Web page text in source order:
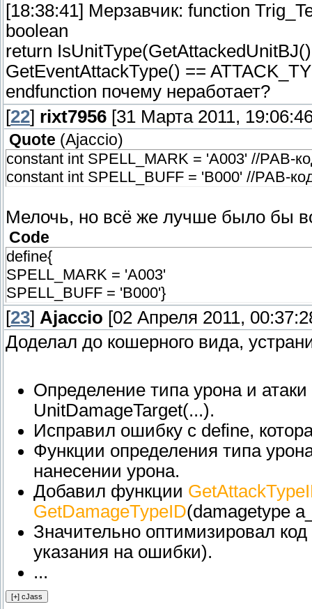
[18:38:41] Мерзавчик: function
boolean
return
GetEventAttackType() ==
endfunction почему неработает?
[22] rixt7956 [31 Марта 2011,
Quote (Ajaccio)
constant int SPELL_MARK = 'A003' //РАВ-
constant int SPELL_BUFF = 'B000' //РАВ-
Мелочь, но всё же лучше было бы
Code
define{
SPELL_MARK = 'A003'
SPELL_BUFF = 'B000'}
[23] Ajaccio [02 Апреля 2011,
Доделал до кошерного вида,
Определение типа урона и
UnitDamageTarget(...).
Исправил ошибку с define,
Функции определения типа
нанесении урона.
Добавил функции
GetDamageTypeID(damagetype
Значительно оптимизировал
указания на ошибки).
...